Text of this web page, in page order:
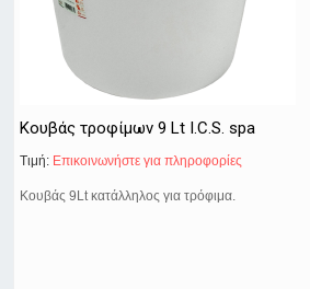
Κουβάς τροφίμων 9 Lt I.C.S. spa
Τιμή: Eπικοινωνήστε για πληροφορίες
Κουβάς 9Lt κατάλληλος για τρόφιμα.